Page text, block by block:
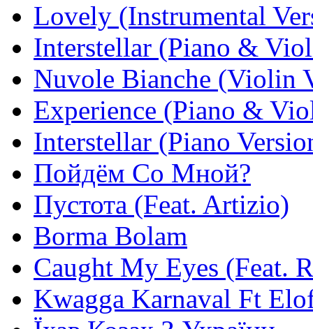
Lovely (Instrumental
Interstellar (Piano &
Nuvole Bianche (Violin
Experience (Piano &
Interstellar (Piano
Пойдём Со Мной?
Пустота (Feat. Artizio)
Borma Bolam
Caught My Eyes (Feat.
Kwagga Karnaval Ft